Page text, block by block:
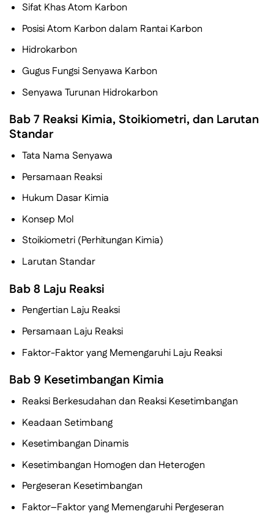
Sifat Khas Atom Karbon
Posisi Atom Karbon dalam Rantai Karbon
Hidrokarbon
Gugus Fungsi Senyawa Karbon
Senyawa Turunan Hidrokarbon
Bab 7 Reaksi Kimia, Stoikiometri, dan Larutan
Standar
Tata Nama Senyawa
Persamaan Reaksi
Hukum Dasar Kimia
Konsep Mol
Stoikiometri (Perhitungan Kimia)
Larutan Standar
Bab 8 Laju Reaksi
Pengertian Laju Reaksi
Persamaan Laju Reaksi
Faktor-Faktor yang Memengaruhi Laju Reaksi
Bab 9 Kesetimbangan Kimia
Reaksi Berkesudahan dan Reaksi Kesetimbangan
Keadaan Setimbang
Kesetimbangan Dinamis
Kesetimbangan Homogen dan Heterogen
Pergeseran Kesetimbangan
Faktor–Faktor yang Memengaruhi Pergeseran